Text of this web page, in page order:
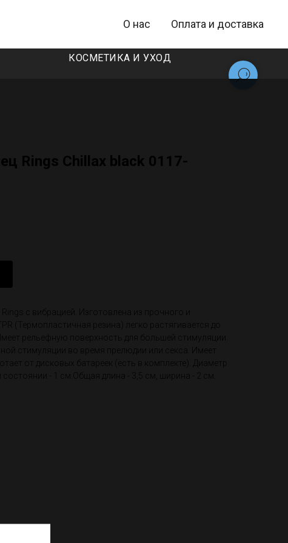
О нас Оплата и доставка
КОСМЕТИКА И УХОД
Rings Chillax black 0117-
с вибрацией. Изготовлена из прочного и
(Термопластичная резина) легко растягивается до
рельефную поверхность для большей стимуляции.
стимуляции во время прелюдии или секса. Имеет
от дисковых батареек (есть в комплекте). Диаметр
состоянии - 1 см.Общая длина - 3,5 см, ширина - 2 см.